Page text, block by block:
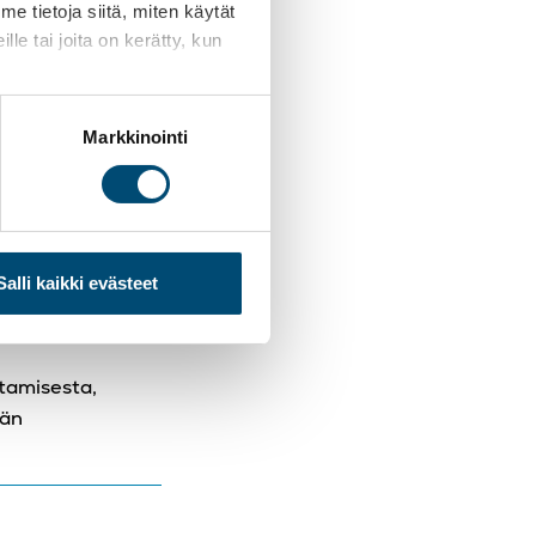
tietoja siitä, miten käytät
tai joita on kerätty, kun
Markkinointi
kaikki evästeet
Se
arki on
Sirviö summaa